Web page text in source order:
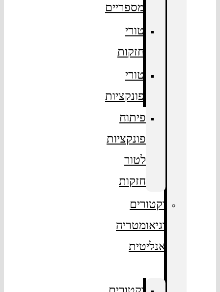
מספריים
טורי
חזקות
טורי
פונקציות
פיתוח
פונקציות
חזקות
וקטורים
וגיאומטריה
אנליטית